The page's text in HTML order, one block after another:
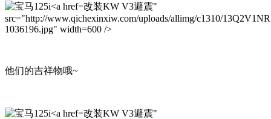
改装KW V3避震"
src="http://www.qichexinxiw.com/uploads/allimg/c1310/
1036196.jpg" width=600 />
他们的吉祥物哦~
改装KW V3避震"